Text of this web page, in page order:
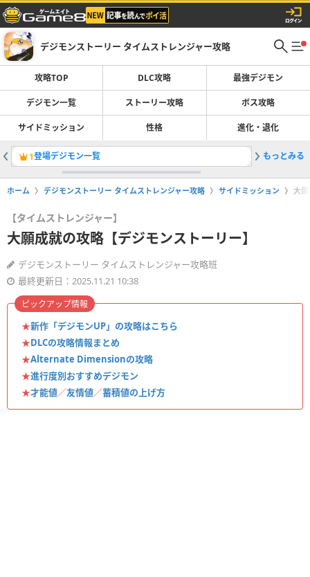
デジモンストーリー タイムストレンジャー攻略
攻略TOP DLC攻略 最強デジモン
デジモン一覧 ストーリー攻略 ボス攻略
サイドミッション 性格 進化・退化
1登場デジモン一覧 2最強デ
もっとみる
ホーム デジモンストーリー タイムストレンジャー攻略 サイドミッション 大
【タイムストレンジャー】
大願成就の攻略【デジモンストーリー】
デジモンストーリー タイムストレンジャー攻略班
最終更新日：2025.11.21 10:38
★新作「デジモンUP」の攻略はこちら
★DLCの攻略情報まとめ
★Alternate Dimensionの攻略
★進行度別おすすめデジモン
★才能値／友情値／蓄積値の上げ方
ピックアップ情報